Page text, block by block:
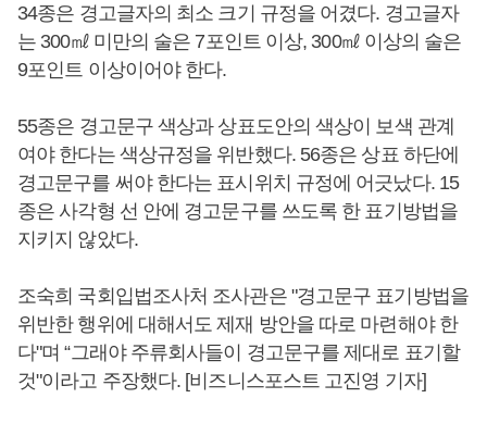
34종은 경고글자의 최소 크기 규정을 어겼다. 경고글자
는 300㎖ 미만의 술은 7포인트 이상, 300㎖ 이상의 술은
9포인트 이상이어야 한다.
55종은 경고문구 색상과 상표도안의 색상이 보색 관계
여야 한다는 색상규정을 위반했다. 56종은 상표 하단에
경고문구를 써야 한다는 표시위치 규정에 어긋났다. 15
종은 사각형 선 안에 경고문구를 쓰도록 한 표기방법을
지키지 않았다.
조숙희 국회입법조사처 조사관은 "경고문구 표기방법을
위반한 행위에 대해서도 제재 방안을 따로 마련해야 한
다"며 “그래야 주류회사들이 경고문구를 제대로 표기할
것"이라고 주장했다. [비즈니스포스트 고진영 기자]